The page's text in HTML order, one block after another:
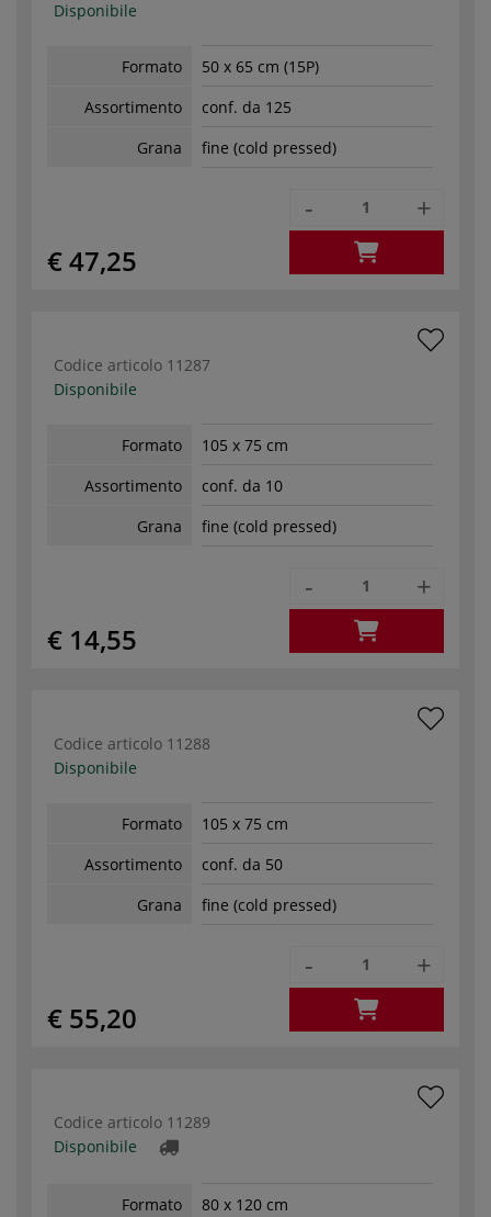
Disponibile
Formato
50 x 65 cm (15P)
Assortimento
conf. da 125
Grana
fine (cold pressed)
€ 47,25
- +
Codice articolo 11287
Disponibile
Formato
105 x 75 cm
Assortimento
conf. da 10
Grana
fine (cold pressed)
€ 14,55
- +
Codice articolo 11288
Disponibile
Formato
105 x 75 cm
Assortimento
conf. da 50
Grana
fine (cold pressed)
€ 55,20
- +
Codice articolo 11289
Disponibile
Formato
80 x 120 cm